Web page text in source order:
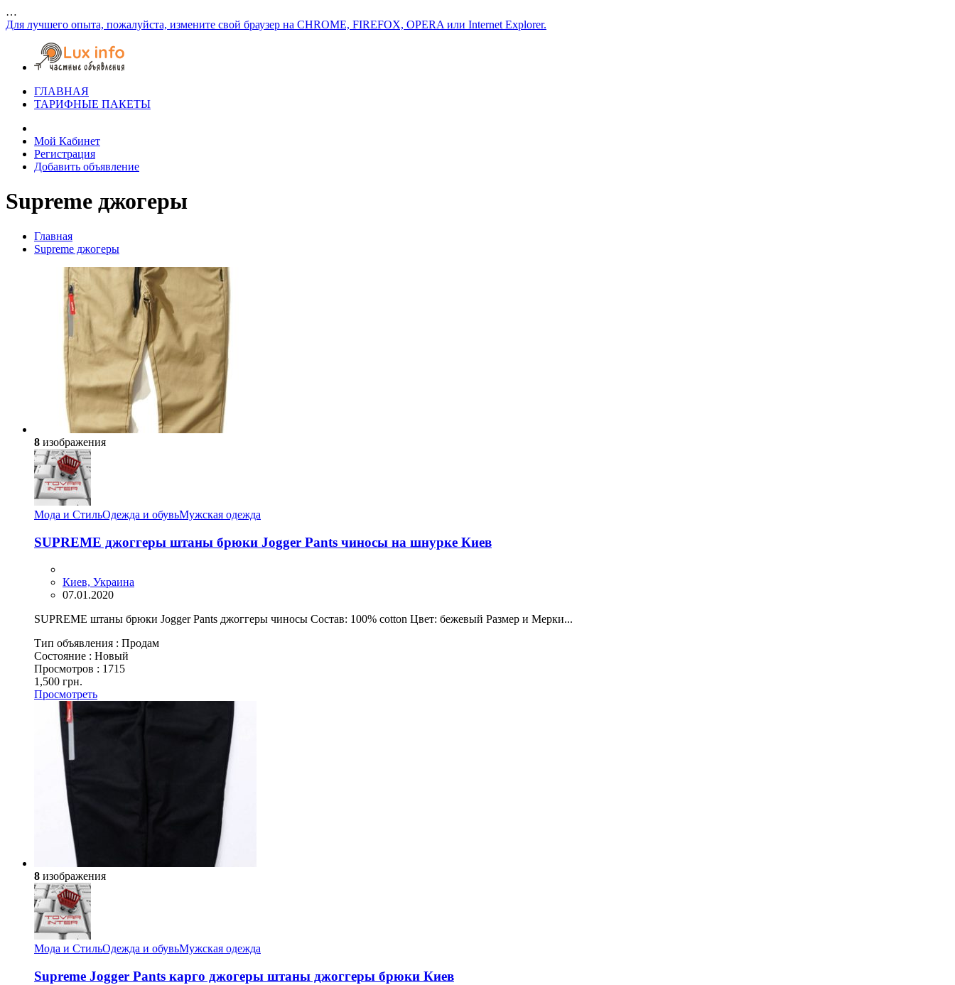
…
Для лучшего опыта, пожалуйста, измените свой браузер на CHROME, FIREFOX, OPERA или Internet Explorer.
ГЛАВНАЯ
ТАРИФНЫЕ ПАКЕТЫ
Мой Кабинет
Регистрация
Добавить объявление
Supreme джогеры
Главная
Supreme джогеры
8 изображения
Мода и СтильОдежда и обувьМужская одежда
SUPREME джоггеры штаны брюки Jogger Pants чиносы на шнурке Киев
Киев, Украина
07.01.2020
SUPREME штаны брюки Jogger Pants джоггеры чиносы Состав: 100% cotton Цвет: бежевый Размер и Мерки...
Тип объявления : Продам
Состояние : Новый
Просмотров : 1715
1,500 грн.
Просмотреть
8 изображения
Мода и СтильОдежда и обувьМужская одежда
Supreme Jogger Pants карго джогеры штаны джоггеры брюки Киев